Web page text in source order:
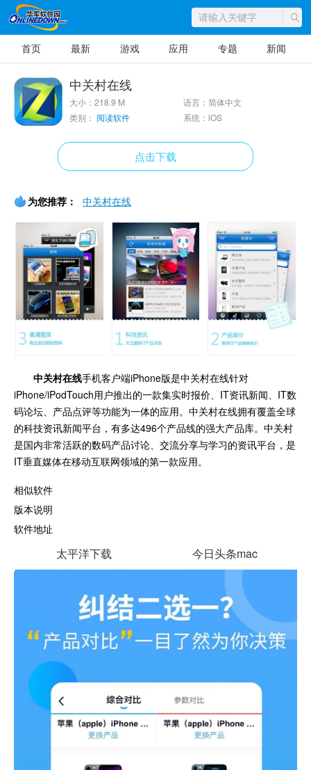
首页 最新 游戏 应用 专题 新闻
中关村在线
大小：218.9 M
语言：简体中文
类别： 阅读软件 系统：iOS
点击下载
为您推荐： 中关村在线
中关村在线手机客户端iPhone版是中关村在线针对
iPhone/iPodTouch用户推出的一款集实时报价、IT资讯新闻、IT数
码论坛、产品点评等功能为一体的应用。中关村在线拥有覆盖全球
的科技资讯新闻平台，有多达496个产品线的强大产品库。中关村
是国内非常活跃的数码产品讨论、交流分享与学习的资讯平台，是
IT垂直媒体在移动互联网领域的第一款应用。
相似软件
版本说明
软件地址
太平洋下载
查看
今日头条mac
8.6.4 Mac版
查看
8.6.9 安卓版
查看
3.4 官方版
查看
央视新闻
9.4 官方版
查看